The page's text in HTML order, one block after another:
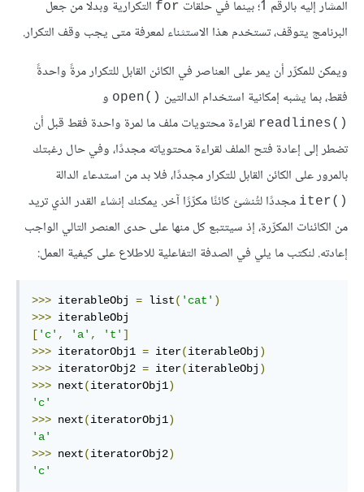
المشار إليه بالرقم 1؛ بينما في حلقات for التكرارية وبدلًا من جعل
البرنامج يتوقف، تستخدم هذا الاستثناء لمعرفة متى يجب وقف التكرار.
ويمكن للمكرِّر أن يمر على العناصر في الكائن القابل للتكرار مرةً واحدةً
فقط، بما يشبه إمكانية استخدام الدالتين ()open و
()readlines
لقراءة محتويات ملف ما لمرة واحدة فقط قبل أن
تضطر إلى إعادة فتح الملف لقراءة محتوياته مجددًا، وفي حال رغبتك
بالمرور على الكائن القابل للتكرار مجددًا، فلا بد من استدعاء الدالة
()iter
مجددًا لتُنشئ كائنًا مكرِّرًا آخر. يمكنك إنشاء القدر الذي تريد
من الكائنات المكرِّرة، إذ سيتتبع كل منها على حدى العنصر التالي الواجب
إعادته. لنكتب ما يلي في الصدفة التفاعلية للاطلاع على كيفية العمل:
>>> iterableObj = list( 'cat' )
>>>
[ 'c' , 'a' , 't' ]
>>> iteratorObj1 = iter(iterableObj )
>>> iteratorObj2 = iter(iterableObj )
>>> next(iteratorObj1)
'c'
>>> next(iteratorObj1)
'a'
>>> next(iteratorObj2)
'c'